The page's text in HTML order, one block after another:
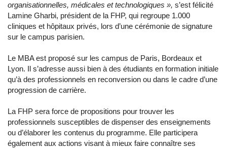
organisationnelles, médicales et technologiques », s’est félicité
Lamine Gharbi, président de la FHP, qui regroupe 1.000
cliniques et hôpitaux privés, lors d’une cérémonie de signature
sur le campus parisien.
Le MBA est proposé sur les campus de Paris, Bordeaux et
Lyon. Il s’adresse aussi bien à des étudiants en formation initiale
qu’à des professionnels en reconversion ou dans le cadre d’une
progression de carrière.
La FHP sera force de propositions pour trouver les
professionnels susceptibles de dispenser des enseignements
ou d’élaborer les contenus du programme. Elle participera
également aux actions visant à mieux faire connaître ses